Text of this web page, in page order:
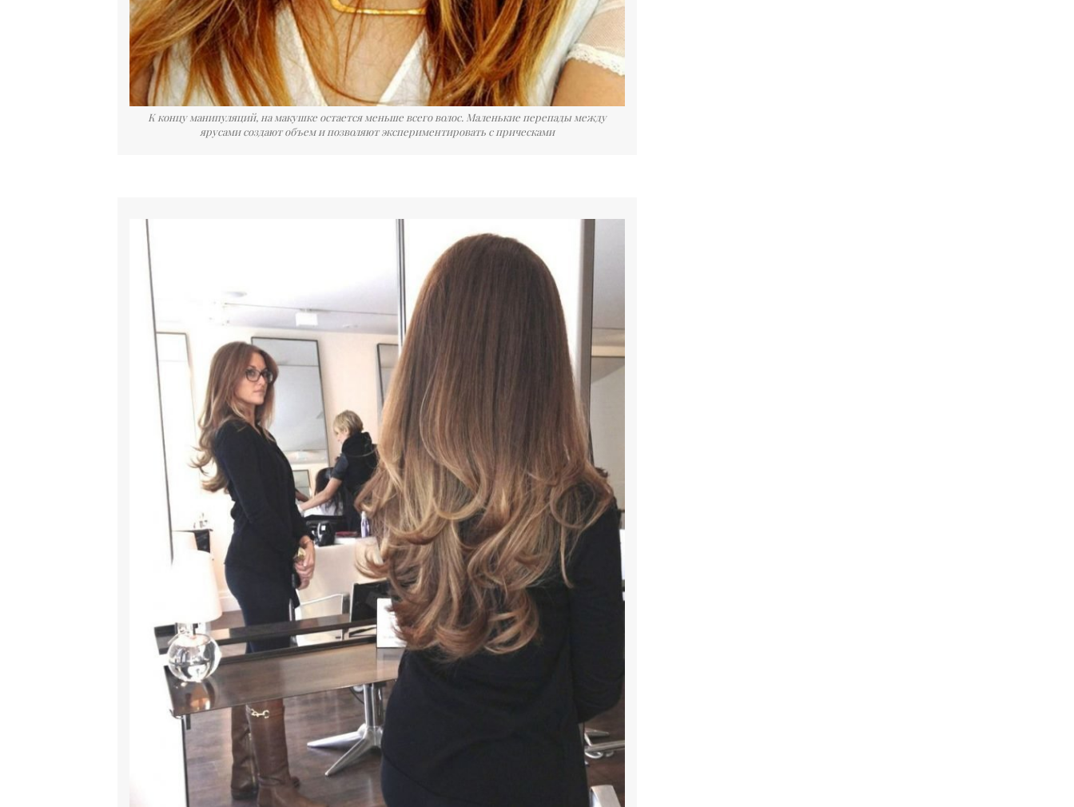
К концу манипуляций, на макушке остается меньше всего волос. Маленькие перепады между
ярусами создают объем и позволяют экспериментировать с прическами